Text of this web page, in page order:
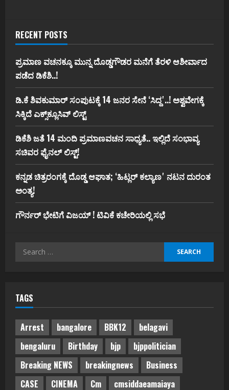
RECENT POSTS
ಪ್ರಮಾಣ ವಚನಕ್ಕೂ ಮುನ್ನ ದೊಡ್ಡಗೌಡರ ಮನೆಗೆ ತೆರಳಿ ಆಶೀರ್ವಾದ
ಪಡೆದ ಡಿಕೆಶಿ..!
ಡಿ.ಕೆ ಶಿವಕುಮಾರ್‌ ಸಂಪುಟಕ್ಕೆ 14 ಜನರ ಸೇನೆ ʻಸಿದ್ದʼ..! ಅಶ್ವವೇಗಕ್ಕೆ
ಸಿಕ್ಕಿದೆ ಎಕ್ಸ್‌ಕ್ಲೂಸಿವ್‌ ಲಿಸ್ಟ್‌
ಡಿಕೆಶಿ ಜತೆ 14 ಮಂದಿ ಪ್ರಮಾಣವಚನ ಸಾಧ್ಯತೆ.. ಇಲ್ಲಿದೆ ಸಂಭಾವ್ಯ
ಸಚಿವರ ಫೈನಲ್ ಲಿಸ್ಟ್‌!
ಕನ್ನಡ ಚಿತ್ರರಂಗಕ್ಕೆ ದೊಡ್ಡ ಆಘಾತ; ʻಹಿಟ್ಲರ್ ಕಲ್ಯಾಣʼ ನಟನ ದುರಂತ
ಅಂತ್ಯ!
ಗೌರ್ನರ್‌ ಭೇಟಿಗೆ ವಿಜಯ್‌ ! ಟಿವಿಕೆ ಕಚೇರಿಯಲ್ಲಿ ಸಭೆ
Search
TAGS
Arrest bangalore BBK12
belagavi
bengaluru
Birthday bjp
bjppolitician
Breaking NEWS
breakingnews
Business
CASE
CINEMA Cm cmsiddaeamaiaya